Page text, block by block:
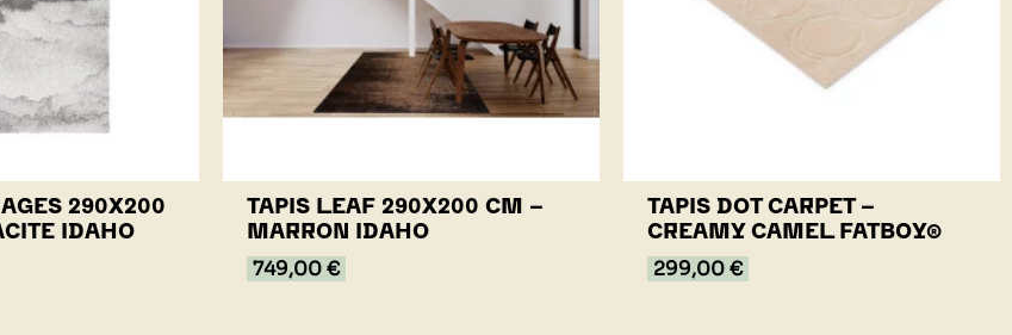
290X200
IDAHO
TAPIS LEAF 290X200 CM -
MARRON IDAHO
749,00 €
TAPIS DOT CARPET -
CREAMY CAMEL FATBOY®
299,00 €